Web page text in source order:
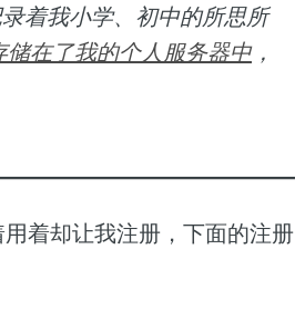
着我小学、初中的所思所
在了我的个人服务器中，
着却让我注册，下面的注册